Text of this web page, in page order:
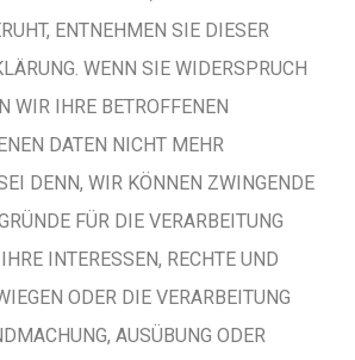
ENTNEHMEN SIE DIESER
WENN SIE WIDERSPRUCH
WIR IHRE BETROFFENEN
DATEN NICHT MEHR
DENN, WIR KÖNNEN ZWINGENDE
FÜR DIE VERARBEITUNG
INTERESSEN, RECHTE UND
ODER DIE VERARBEITUNG
AUSÜBUNG ODER